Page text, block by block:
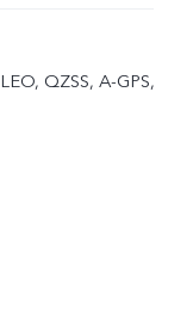
QZSS, A-GPS,